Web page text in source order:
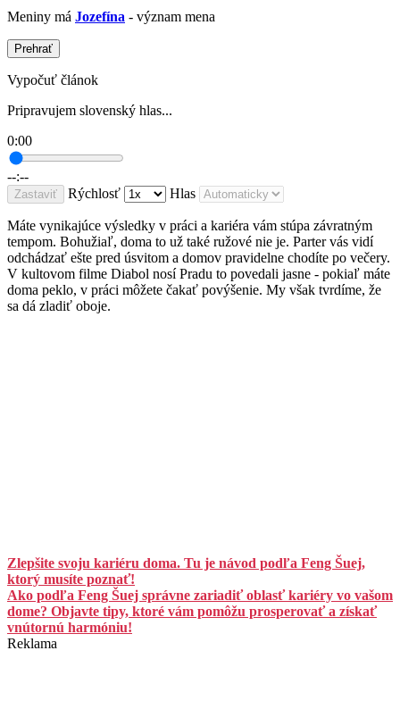
Meniny má Jozefína - význam mena
Prehrať
Vypočuť článok
Pripravujem slovenský hlas...
0:00
--:--
Zastaviť Rýchlosť Hlas
Máte vynikajúce výsledky v práci a kariéra vám stúpa závratným
tempom. Bohužiaľ, doma to už také ružové nie je. Parter vás vidí
odchádzať ešte pred úsvitom a domov pravidelne chodíte po večery.
V kultovom filme Diabol nosí Pradu to povedali jasne - pokiaľ máte
doma peklo, v práci môžete čakať povýšenie. My však tvrdíme, že
sa dá zladiť oboje.
Zlepšite svoju kariéru doma. Tu je návod podľa Feng Šuej,
ktorý musíte poznať!
Ako podľa Feng Šuej správne zariadiť oblasť kariéry vo vašom
dome? Objavte tipy, ktoré vám pomôžu prosperovať a získať
vnútornú harmóniu!
Reklama